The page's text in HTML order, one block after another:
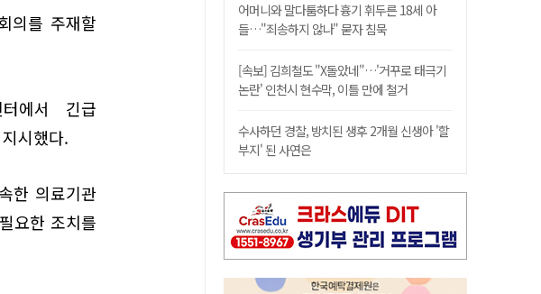
의를 주재할
에서 긴급
시했다.
한 의료기관
요한 조치를
어머니와 말다툼하다 흉기 휘두른 18세 아
들…"죄송하지 않나" 묻자 침묵
[속보] 김희철도 "X돌았네"…'거꾸로 태극기
논란' 인천시 현수막, 이틀 만에 철거
수사하던 경찰, 방치된 생후 2개월 신생아 '할
부지' 된 사연은